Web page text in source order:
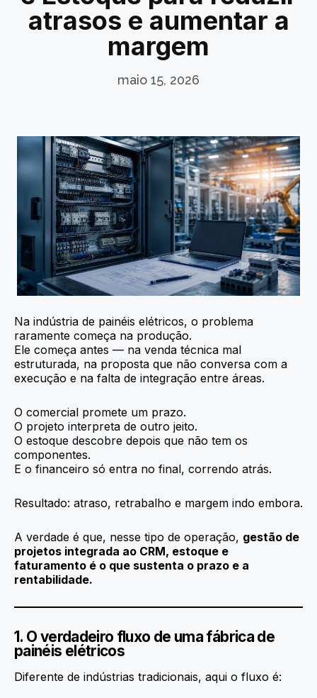
atrasos e aumentar a
margem
maio 15, 2026
Na indústria de painéis elétricos, o problema
raramente começa na produção.
Ele começa antes — na venda técnica mal
estruturada, na proposta que não conversa com a
execução e na falta de integração entre áreas.
O comercial promete um prazo.
O projeto interpreta de outro jeito.
O estoque descobre depois que não tem os
componentes.
E o financeiro só entra no final, correndo atrás.
Resultado: atraso, retrabalho e margem indo embora.
A verdade é que, nesse tipo de operação, gestão de
projetos integrada ao CRM, estoque e
faturamento é o que sustenta o prazo e a
rentabilidade.
1. O verdadeiro fluxo de uma fábrica de
painéis elétricos
Diferente de indústrias tradicionais, aqui o fluxo é: